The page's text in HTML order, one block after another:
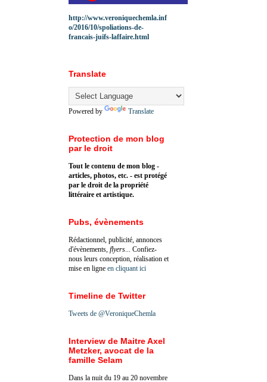
http://www.veroniquechemla.inf
o/2016/10/spoliations-de-
francais-juifs-laffaire.html
Translate
Powered by Translate
Protection de mon blog
par le droit
Tout le contenu de mon blog -
articles, photos, etc. - est protégé
par le droit de la propriété
littéraire et artistique.
Pubs, évènements
Rédactionnel, publicité, annonces
d'évènements, flyers ... Confiez-
nous leurs conception, réalisation et
mise en ligne en cliquant ici
Timeline de Twitter
Tweets de @VeroniqueChemla
Interview de Maitre Axel
Metzker, avocat de la
famille Selam
Dans la nuit du 19 au 20 novembre